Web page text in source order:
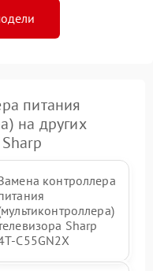
питания
на других
контроллера
Sharp
C55GN2X